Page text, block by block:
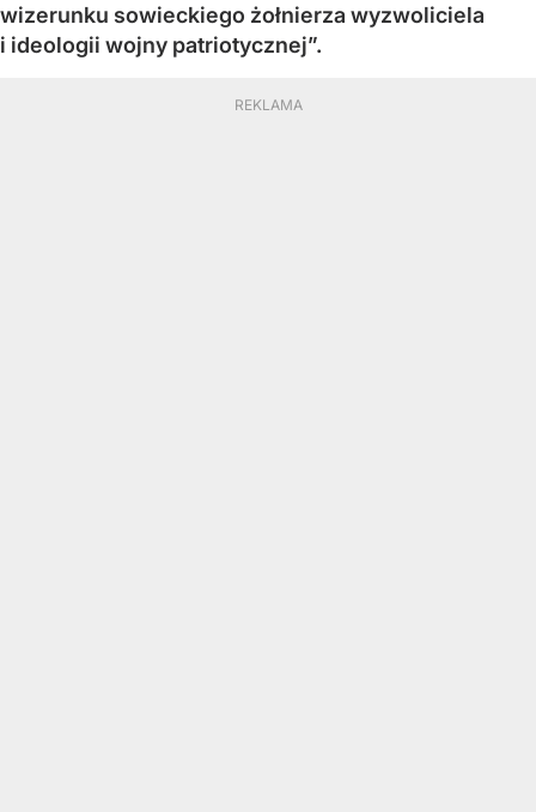
wizerunku sowieckiego żołnierza wyzwoliciela
i ideologii wojny patriotycznej”.